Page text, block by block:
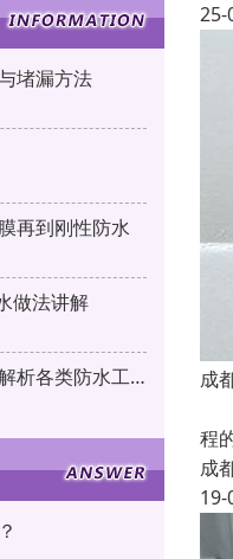
堵漏方法
再到刚性防水
做法讲解
屋面和地下防水卷材施工详解：解析各类防水工艺
25-
成
程
成
19-